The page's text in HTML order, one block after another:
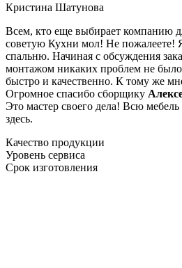
Кристина Шатунова
Всем, кто еще выбирает компанию
советую Кухни мол! Не пожалеете!
спальню. Начиная с обсуждения
монтажом никаких проблем не
быстро и качественно. К тому же
Огромное спасибо сборщику
Это мастер своего дела! Всю мебель
здесь.
Качество продукции
Уровень сервиса
Срок изготовления